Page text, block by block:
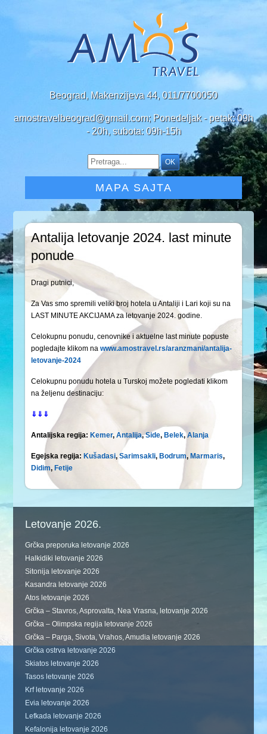
Beograd, Makenzijeva 44, 011/7700050
amostravelbeograd@gmail.com; Ponedeljak - petak: 09h
- 20h, subota: 09h-15h
MAPA SAJTA
Antalija letovanje 2024. last minute
ponude
Dragi putnici,
Za Vas smo spremili veliki broj hotela u Antaliji i Lari koji su na
LAST MINUTE AKCIJAMA za letovanje 2024. godine.
Celokupnu ponudu, cenovnike i aktuelne last minute popuste
pogledajte klikom nawww.amostravel.rs/aranzmani/antalija-
letovanje-2024
Celokupnu ponudu hotela u Turskoj možete pogledati klikom
na željenu destinaciju:
⇓⇓⇓
Antalijska regija: Kemer,Antalija,Side, Belek,Alanja
Egejska regija: Kušadasi,Sarimsakli, Bodrum, Marmaris,
Didim, Fetije
Letovanje 2026.
Grčka preporuka letovanje 2026
Halkidiki letovanje 2026
Sitonija letovanje 2026
Kasandra letovanje 2026
Atos letovanje 2026
Grčka – Stavros, Asprovalta, Nea Vrasna, letovanje 2026
Grčka – Olimpska regija letovanje 2026
Grčka – Parga, Sivota, Vrahos, Amudia letovanje 2026
Grčka ostrva letovanje 2026
Skiatos letovanje 2026
Tasos letovanje 2026
Krf letovanje 2026
Evia letovanje 2026
Lefkada letovanje 2026
Kefalonija letovanje 2026